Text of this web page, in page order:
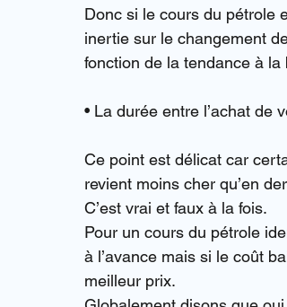
Donc si le cours du pétrole
inertie sur le changement
fonction de la tendance à
• La durée entre l’achat de
Ce point est délicat car
revient moins cher qu’en
C’est vrai et faux à la fois.
Pour un cours du pétrole
à l’avance mais si le coût
meilleur prix.